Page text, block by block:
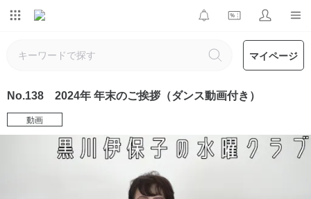
マイページ
No.138 2024年 年末のご挨拶（ダンス動画付き）
動画